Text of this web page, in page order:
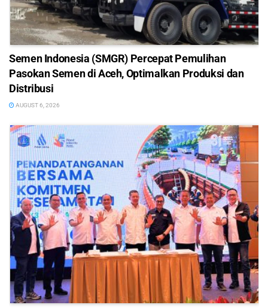
Semen Indonesia (SMGR) Percepat Pemulihan
Pasokan Semen di Aceh, Optimalkan Produksi dan
Distribusi
AUGUST 6, 2026